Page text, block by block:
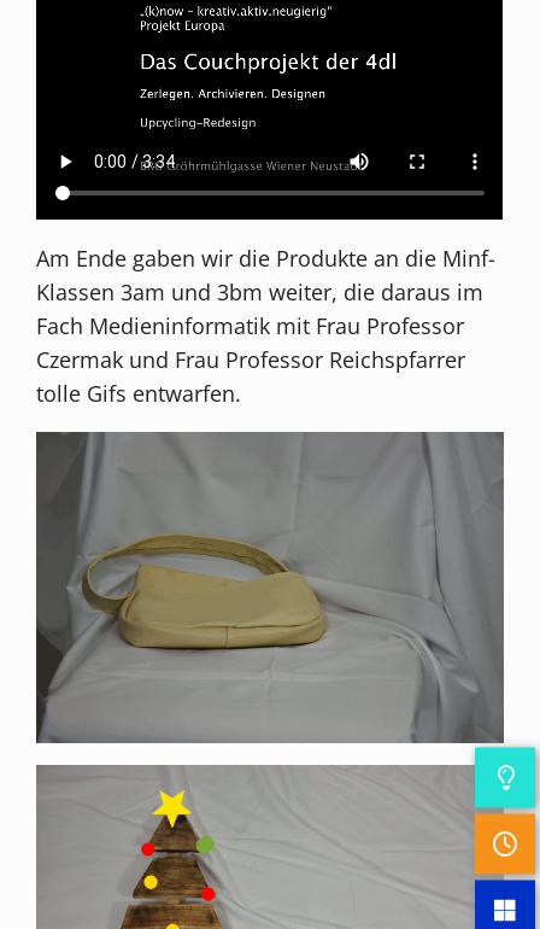
Am Ende gaben wir die Produkte an die Minf-
Klassen 3am und 3bm weiter, die daraus im
Fach Medieninformatik mit Frau Professor
Czermak und Frau Professor Reichspfarrer
tolle Gifs entwarfen.